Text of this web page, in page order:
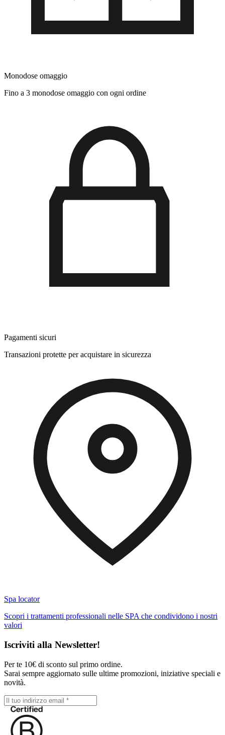
Monodose omaggio
Fino a 3 monodose omaggio con ogni ordine
Pagamenti sicuri
Transazioni protette per acquistare in sicurezza
Spa locator
Scopri i trattamenti professionali nelle SPA che condividono i nostri
valori
Iscriviti alla Newsletter!
Per te 10€ di sconto sul primo ordine.
Sarai sempre aggiornato sulle ultime promozioni, iniziative speciali e
novità.